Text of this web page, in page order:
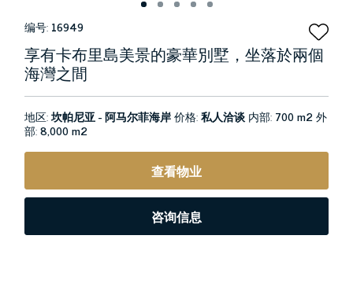
编号: 16949
享有卡布里島美景的豪華別墅，坐落於兩個
海灣之間
地区:坎帕尼亚 - 阿马尔菲海岸价格:私人洽谈 内部: 700 m2外
部:8,000 m2
查看物业
咨询信息